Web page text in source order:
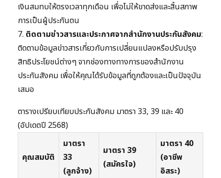
เงินสมทบให้ตรงเวลาทุกเดือน เพื่อไม่ให้ขาดส่งและสิ้นสภาพ
การเป็นผู้ประกันตน
7. ติดตามข่าวสารและประกาศจากสำนักงานประกันสังคม:
ติดตามข้อมูลข่าวสารเกี่ยวกับการเปลี่ยนแปลงหรือปรับปรุง
สิทธิประโยชน์ต่างๆ จากช่องทางทางการของสำนักงาน
ประกันสังคม เพื่อให้คุณได้รับข้อมูลที่ถูกต้องและเป็นปัจจุบัน
เสมอ
ตารางเปรียบเทียบประกันสังคม มาตรา 33, 39 และ 40
(อัปเดตปี 2568)
คุณสมบัติ
มาตรา
33
(ลูกจ้าง)
มาตรา 39
(สมัครใจ)
มาตรา 40
(อาชีพ
อิสระ)